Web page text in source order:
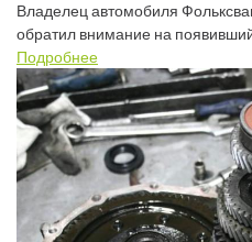
Владелец автомобиля
обратил внимание на
Подробнее